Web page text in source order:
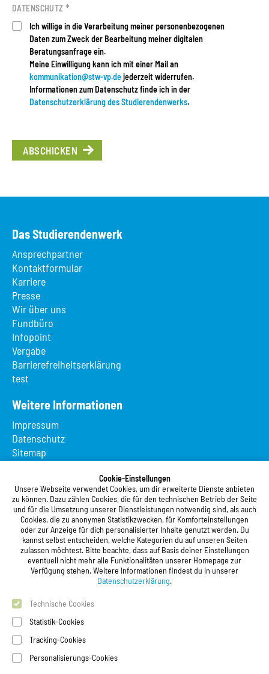
Cookie-Einstellungen
Unsere Webseite verwendet Cookies, um dir erweiterte Dienste anbieten
zu können. Dazu zählen Cookies, die für den technischen Betrieb der Seite
und für die Umsetzung unserer Dienstleistungen notwendig sind, als auch
Cookies, die zu anonymen Statistikzwecken, für Komforteinstellungen
oder zur Anzeige für dich personalisierter Inhalte genutzt werden. Du
kannst selbst entscheiden, welche Kategorien du auf unseren Seiten
zulassen möchtest. Bitte beachte, dass auf Basis deiner Einstellungen
eventuell nicht mehr alle Funktionalitäten unserer Homepage zur
Verfügung stehen. Weitere Informationen findest du in unserer
Datenschutzerklärung.
Technische Cookies
Statistik-Cookies
Tracking-Cookies
Personalisierungs-Cookies
DATENSCHUTZ*
Ich willige in die Verarbeitung meiner personenbezogenen
Daten zum Zweck der Bearbeitung meiner digitalen
Beratungsanfrage ein.
Meine Einwilligung kann ich mit einer Mail an
kommunikation@stw-vp.dejederzeit widerrufen.
Informationen zum Datenschutz finde ich in der
Datenschutzerklärung des Studierendenwerks.
ABSCHICKEN
Das Studierendenwerk
Ansprechpartner
Kontaktformular
Karriere
Presse
Wir über uns
Fundbüro
Infopoint
Vergabe
Barrierefreiheitserklärung
test
Weitere Informationen
Impressum
Datenschutz
Sitemap
Suche
Registrierung
Studierendenwerk Vorderpfalz
Studierendenwerk Vorderpfalz
Anstalt des öffentlichen Rechts
Xylanderstraße 17
76829 Landau in der Pfalz
Telefon:+49 6341 9179 0
Telefax: +49 6341 9179 16
E-Mail:
info@stw-vp.de
Folgt uns auf